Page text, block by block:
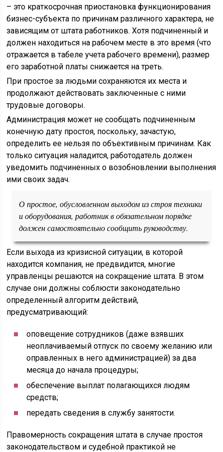
– это краткосрочная приостановка функционирования
бизнес-субъекта по причинам различного характера, не
зависящим от штата работников. Хотя подчиненный и
должен находиться на рабочем месте в это время (что
отражается в табеле учета рабочего времени), размер
его заработной платы снижается на треть.
При простое за людьми сохраняются их места и
продолжают действовать заключенные с ними
трудовые договоры.
Администрация может не сообщать подчиненным
конечную дату простоя, поскольку, зачастую,
определить ее нельзя по объективным причинам. Как
только ситуация наладится, работодатель должен
уведомить подчиненных о возобновлении выполнения
ими своих задач.
О простое, обусловленном выходом из строя техники
и оборудования, работник в обязательном порядке
должен самостоятельно сообщить руководству.
Если выхода из кризисной ситуации, в которой
находится компания, не предвидится, многие
управленцы решаются на сокращение штата. В этом
случае они должны соблюсти законодательно
определенный алгоритм действий,
предусматривающий:
оповещение сотрудников (даже взявших
неоплачиваемый отпуск по своему желанию или
оправленных в него администрацией) за два
месяца до начала процедуры;
обеспечение выплат полагающихся людям
средств;
передать сведения в службу занятости.
Правомерность сокращения штата в случае простоя
законодательством и судебной практикой не